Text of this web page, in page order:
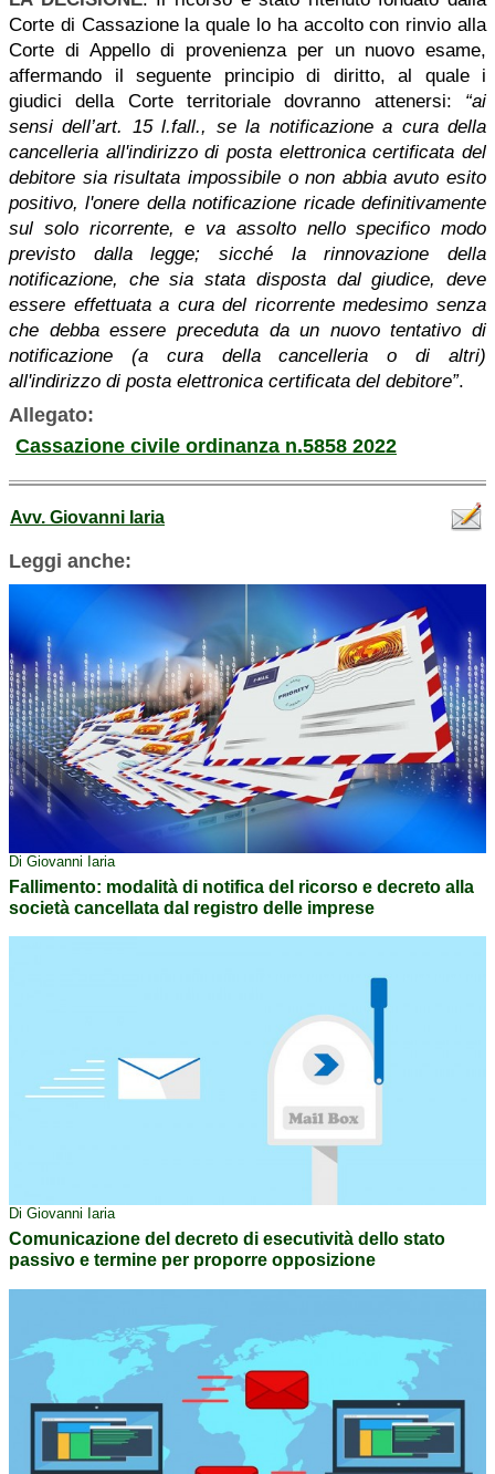
Corte di Cassazione la quale lo ha accolto con rinvio alla
Corte di Appello di provenienza per un nuovo esame,
affermando il seguente principio di diritto, al quale i
giudici della Corte territoriale dovranno attenersi: “ai
sensi dell’art. 15 l.fall., se la notificazione a cura della
cancelleria all'indirizzo di posta elettronica certificata del
debitore sia risultata impossibile o non abbia avuto esito
positivo, l'onere della notificazione ricade definitivamente
sul solo ricorrente, e va assolto nello specifico modo
previsto dalla legge; sicché la rinnovazione della
notificazione, che sia stata disposta dal giudice, deve
essere effettuata a cura del ricorrente medesimo senza
che debba essere preceduta da un nuovo tentativo di
notificazione (a cura della cancelleria o di altri)
all'indirizzo di posta elettronica certificata del debitore”.
Allegato:
Cassazione civile ordinanza n.5858 2022
Avv. Giovanni Iaria
Leggi anche:
Di Giovanni Iaria
Fallimento: modalità di notifica del ricorso e decreto alla
società cancellata dal registro delle imprese
Di Giovanni Iaria
Comunicazione del decreto di esecutività dello stato
passivo e termine per proporre opposizione